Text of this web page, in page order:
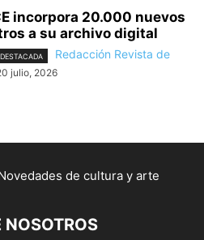
incorpora 20.000 nuevos
a su archivo digital
Redacción Revista de
julio, 2026
NOSOTROS